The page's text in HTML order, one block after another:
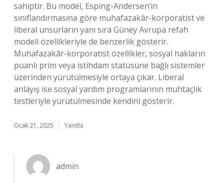
sahiptir. Bu model, Esping-Andersen’in
sınıflandırmasına göre muhafazakâr-korporatist ve
liberal unsurların yanı sıra Güney Avrupa refah
modeli özellikleriyle de benzerlik gösterir.
Muhafazakâr-korporatist özellikler, sosyal hakların
puanlı prim veya istihdam statüsüne bağlı sistemler
üzerinden yürütülmesiyle ortaya çıkar. Liberal
anlayış ise sosyal yardım programlarının muhtaçlık
testleriyle yürütülmesinde kendini gösterir.
Ocak 21, 2025 Yanıtla
admin